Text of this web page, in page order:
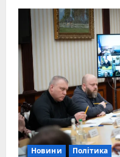
Новини Політика